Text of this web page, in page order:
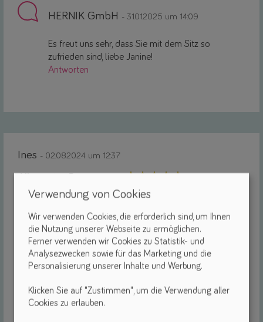
HERNIK GmbH - 31.01.2025 um 14:09
Es freut uns sehr, dass Sie mit dem Sitz so
zufrieden sind, liebe Janine!
Antworten
Ines - 02.08.2024 um 12:37
Qualität:
Design:
Der Sitz ist zwar groß und sperrig, aber das sind sie ja alle
ab einer bestimmten Größe. Die Drehplatte hilft enorm
beim Transfer, das Gurtschloss ist absolut zuverlässig.
wenn das Kind schläft, hängt der Kopf nicht.
Der Einbau ist mit Isofix recht einfach, wenn auch bei einem
Verwendung von Cookies
Wir verwenden Cookies, die erforderlich sind, um Ihnen
die Nutzung unserer Webseite zu ermöglichen.
Ferner verwenden wir Cookies zu Statistik- und
Analysezwecken sowie für das Marketing und die
Personalisierung unserer Inhalte und Werbung.
Klicken Sie auf "Zustimmen", um die Verwendung aller
Cookies zu erlauben.